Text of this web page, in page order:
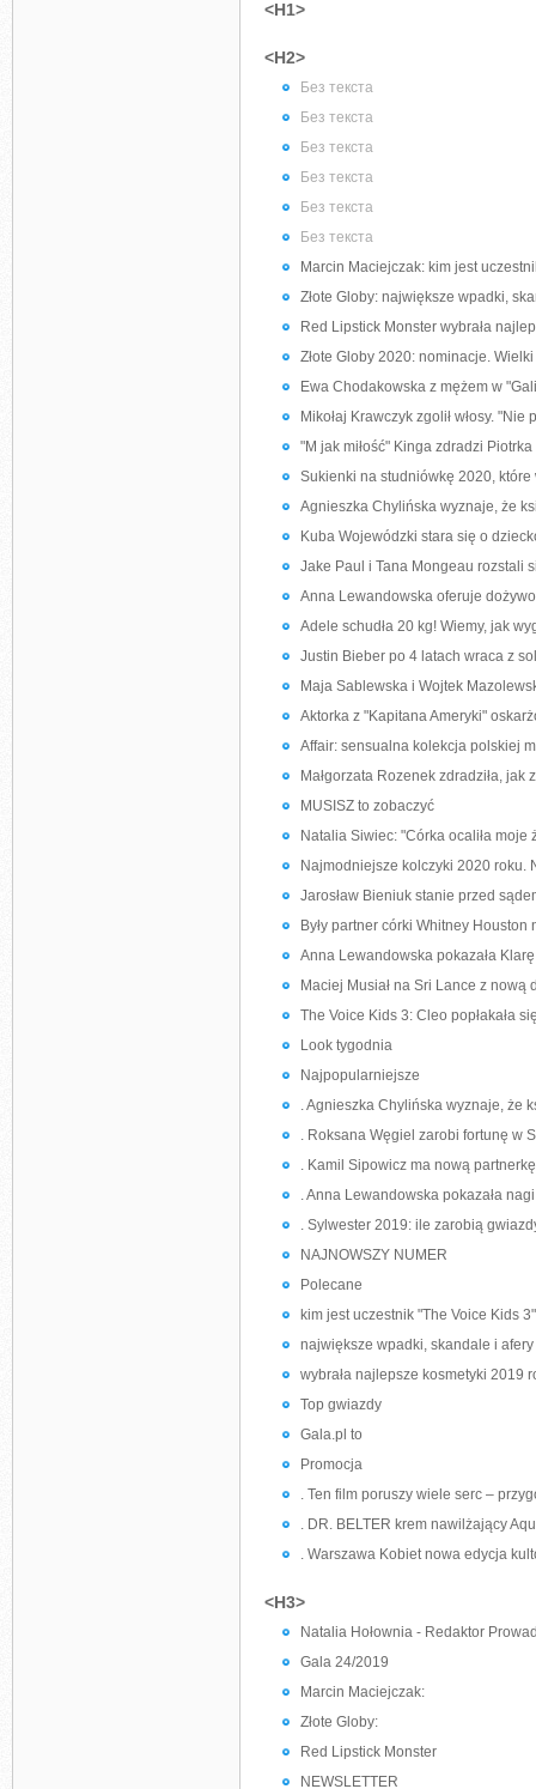
<H1>
<H2>
Без текста
Без текста
Без текста
Без текста
Без текста
Без текста
Marcin Maciejczak: kim jest
Złote Globy: największe wpadki,
Red Lipstick Monster wybrała
Złote Globy 2020: nominacje.
Ewa Chodakowska z mężem w
Mikołaj Krawczyk zgolił włosy. "Nie
"M jak miłość" Kinga zdradzi
Sukienki na studniówkę 2020,
Agnieszka Chylińska wyznaje, że
Kuba Wojewódzki stara się o
Jake Paul i Tana Mongeau rozstali
Anna Lewandowska oferuje
Adele schudła 20 kg! Wiemy, jak
Justin Bieber po 4 latach wraca z
Maja Sablewska i Wojtek
Aktorka z "Kapitana Ameryki"
Affair: sensualna kolekcja polskiej
Małgorzata Rozenek zdradziła,
MUSISZ to zobaczyć
Natalia Siwiec: "Córka ocaliła moje
Najmodniejsze kolczyki 2020 roku.
Jarosław Bieniuk stanie przed
Były partner córki Whitney
Anna Lewandowska pokazała
Maciej Musiał na Sri Lance z nową
The Voice Kids 3: Cleo popłakała
Look tygodnia
Najpopularniejsze
. Agnieszka Chylińska wyznaje, że
. Roksana Węgiel zarobi fortunę w
. Kamil Sipowicz ma nową
. Anna Lewandowska pokazała
. Sylwester 2019: ile zarobią
NAJNOWSZY NUMER
Polecane
kim jest uczestnik "The Voice Kids
największe wpadki, skandale i
wybrała najlepsze kosmetyki 2019
Top gwiazdy
Gala.pl to
Promocja
. Ten film poruszy wiele serc –
. DR. BELTER krem nawilżający
. Warszawa Kobiet nowa edycja
<H3>
Natalia Hołownia - Redaktor
Gala 24/2019
Marcin Maciejczak:
Złote Globy:
Red Lipstick Monster
NEWSLETTER